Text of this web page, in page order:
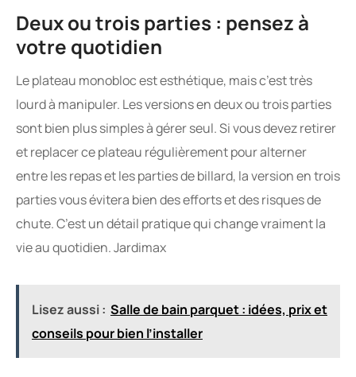
Deux ou trois parties : pensez à
votre quotidien
Le plateau monobloc est esthétique, mais c’est très
lourd à manipuler. Les versions en deux ou trois parties
sont bien plus simples à gérer seul. Si vous devez retirer
et replacer ce plateau régulièrement pour alterner
entre les repas et les parties de billard, la version en trois
parties vous évitera bien des efforts et des risques de
chute. C’est un détail pratique qui change vraiment la
vie au quotidien. Jardimax
Lisez aussi : Salle de bain parquet : idées, prix et
conseils pour bien l’installer